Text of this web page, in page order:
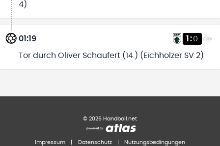
4)
01:19 1 :0
Tor durch Oliver Schaufert (14.) (Eichholzer SV 2)
© 2026 Handball.net
Impressum Datenschutz Nutzungsbedingungen